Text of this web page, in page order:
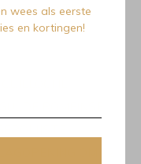
wees als eerste
en kortingen!
TOT 5 ATM.
ROMEINSE
OM 12